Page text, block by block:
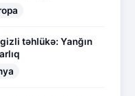
təhlükə: Yanğın